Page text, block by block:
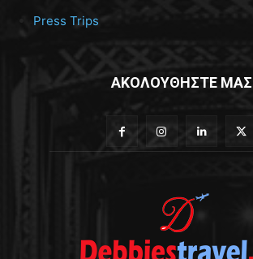
Press Trips
ΑΚΟΛΟΥΘΗΣΤΕ ΜΑΣ